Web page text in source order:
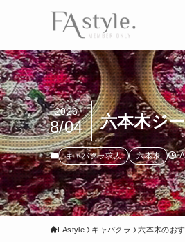
六本木ジ
2026
8/04
キャバクラ求人 六本木
FAstyle キャバクラ 六本木のお